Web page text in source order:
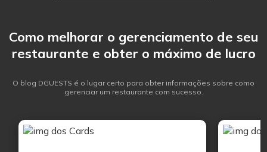
Como melhorar o gerenciamento de seu
restaurante e obter o máximo de lucro
O blog DGUESTS é o lugar certo para obter informações sobre como
gerenciar um restaurante com sucesso.